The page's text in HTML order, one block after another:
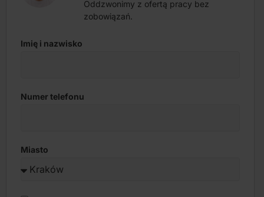
Oddzwonimy z ofertą pracy bez
zobowiązań.
Imię i nazwisko
Numer telefonu
Miasto